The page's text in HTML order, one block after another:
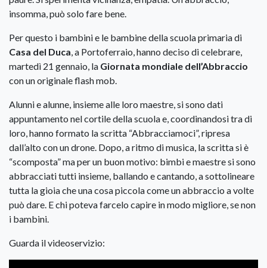
insomma, può solo fare bene.
Per questo i bambini e le bambine della scuola primaria di
Casa del Duca, a Portoferraio, hanno deciso di celebrare,
martedì 21 gennaio, la Giornata mondiale dell’Abbraccio
con un originale flash mob.
Alunni e alunne, insieme alle loro maestre, si sono dati
appuntamento nel cortile della scuola e, coordinandosi tra di
loro, hanno formato la scritta “Abbracciamoci”, ripresa
dall’alto con un drone. Dopo, a ritmo di musica, la scritta si è
“scomposta” ma per un buon motivo: bimbi e maestre si sono
abbracciati tutti insieme, ballando e cantando, a sottolineare
tutta la gioia che una cosa piccola come un abbraccio a volte
può dare. E chi poteva farcelo capire in modo migliore, se non
i bambini.
Guarda il videoservizio: